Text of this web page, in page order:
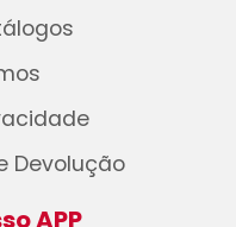
Devolução
APP